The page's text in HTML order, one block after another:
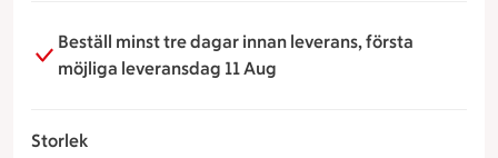
Beställ minst tre dagar innan leverans, första
möjliga leveransdag 11 Aug
Storlek